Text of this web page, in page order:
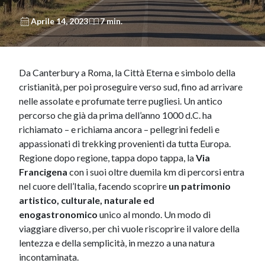
Aprile 14, 2023 7 min.
Da Canterbury a Roma, la Città Eterna e simbolo della
cristianità, per poi proseguire verso sud, fino ad arrivare
nelle assolate e profumate terre pugliesi. Un antico
percorso che già da prima dell’anno 1000 d.C. ha
richiamato – e richiama ancora – pellegrini fedeli e
appassionati di trekking provenienti da tutta Europa.
Regione dopo regione, tappa dopo tappa, laVia
Francigena con i suoi oltre duemila km di percorsi entra
nel cuore dell’Italia, facendo scoprire un patrimonio
artistico, culturale, naturale ed
enogastronomico unico al mondo. Un modo di
viaggiare diverso, per chi vuole riscoprire il valore della
lentezza e della semplicità, in mezzo a una natura
incontaminata.